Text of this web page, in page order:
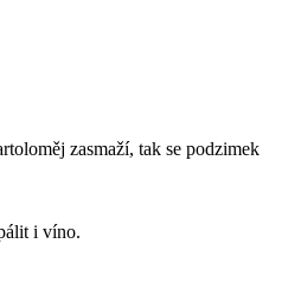
zasmaží, tak se podzimek
i víno.